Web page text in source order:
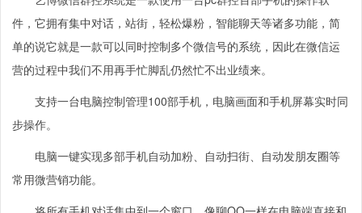
件，它拥有集中对话，站街，轻松爆粉，智能聊天等诸多功能，简
单的说它就是一款可以同时控制多个微信号的系统，因此在微信运
营的过程中我们不用再手忙脚乱仍然忙不出业绩来。
支持一台电脑控制管理100部手机，电脑画面和手机屏幕实时同
步操作。
电脑一键实现多部手机自动加粉、自动扫街、自动发朋友圈等
常用微营销功能。